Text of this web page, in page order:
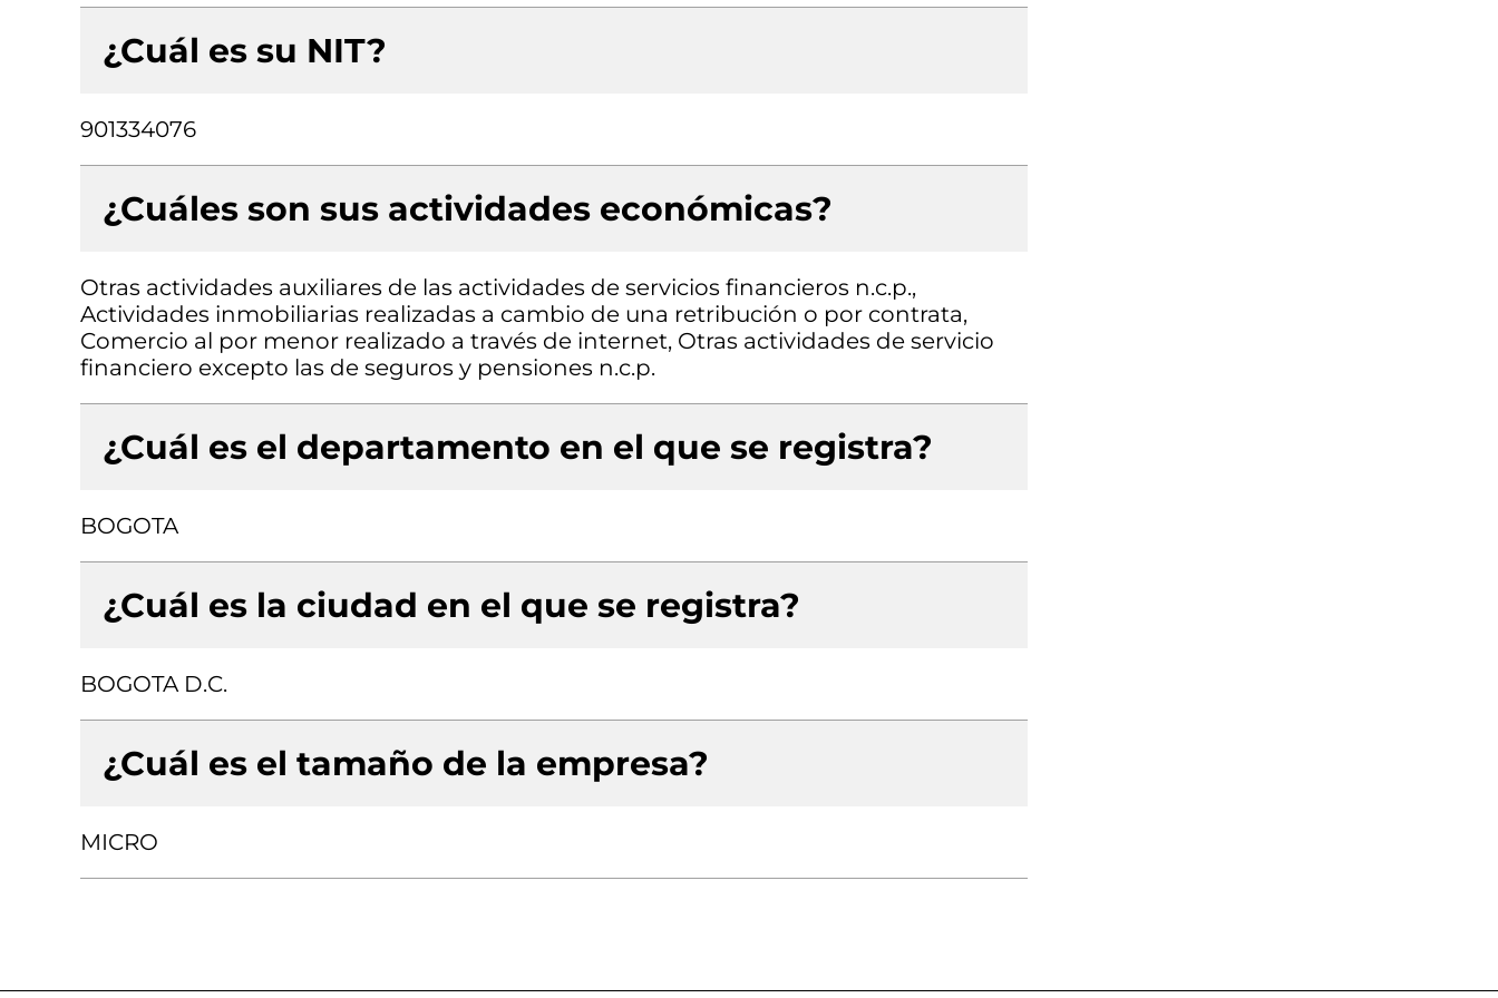
¿Cuál es su NIT?
901334076
¿Cuáles son sus actividades económicas?
Otras actividades auxiliares de las actividades de servicios financieros n.c.p.,
Actividades inmobiliarias realizadas a cambio de una retribución o por contrata,
Comercio al por menor realizado a través de internet, Otras actividades de servicio
financiero excepto las de seguros y pensiones n.c.p.
¿Cuál es el departamento en el que se registra?
BOGOTA
¿Cuál es la ciudad en el que se registra?
BOGOTA D.C.
¿Cuál es el tamaño de la empresa?
MICRO